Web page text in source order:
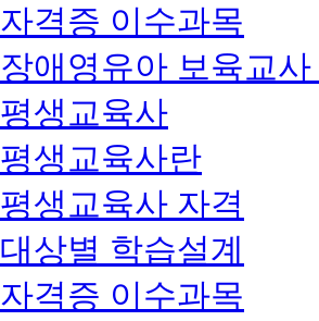
자격증 이수과목
장애영유아 보육교
평생교육사
평생교육사란
평생교육사 자격
대상별 학습설계
자격증 이수과목